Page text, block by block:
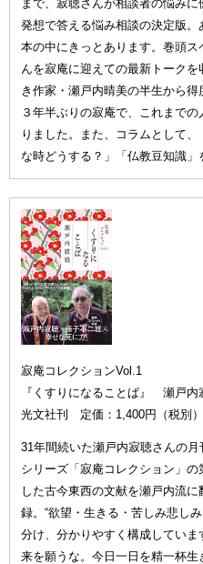
まで、寂聴さんが相談者の悩み
発想で答える悩み相談の決定版
本の中にきっとあります。巻頭
んを寂庵に迎えての最新トーク
き作家・瀬戸内晴美の半生から得
３年半ぶりの寂庵で、これまで
りました。また、コラムとして
な時どうする？」「仏教豆知識」
寂庵コレクションVol.1
『くすりになることば』 瀬戸内
光文社刊 定価：1,400円（税別）
31年間続いた瀬戸内寂聴さんの
シリーズ「寂庵コレクション」
した古今東西の文献を瀬戸内流
録。“欲望・生きる・苦しみ悲し
分け、分かりやすく構成してい
来を願うな。今日一日を精一杯